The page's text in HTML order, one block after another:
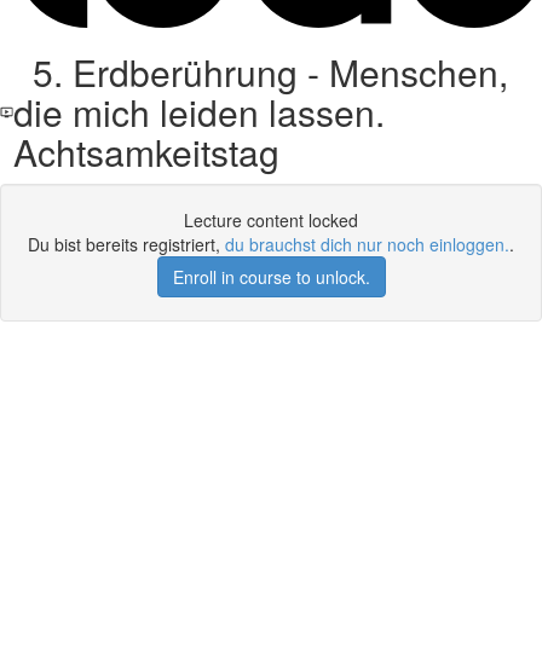
5. Erdberührung - Menschen,
die mich leiden lassen.
Achtsamkeitstag
Lecture content locked
Du bist bereits registriert, du brauchst dich nur noch einloggen..
Enroll in course to unlock.